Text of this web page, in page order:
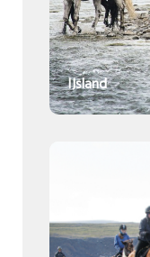
IJsland